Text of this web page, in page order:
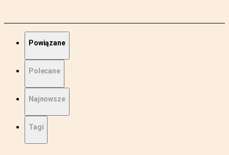
Powiązane
Polecane
Najnowsze
Tagi